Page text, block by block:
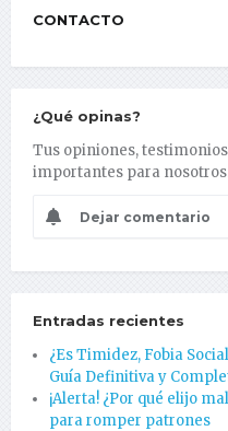
CONTACTO
¿Qué opinas?
Tus opiniones,
importantes para
Dejar comentario
Entradas recientes
¿Es Timidez, Fobia
Guía Definitiva y
¡Alerta! ¿Por qué elijo
para romper patrones